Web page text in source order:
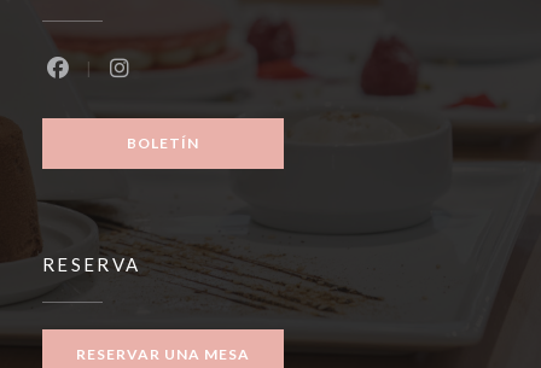
Facebook ((abre en una nueva ventana))
Instagram ((abre en una nueva ventana))
BOLETÍN
RESERVA
RESERVAR UNA MESA